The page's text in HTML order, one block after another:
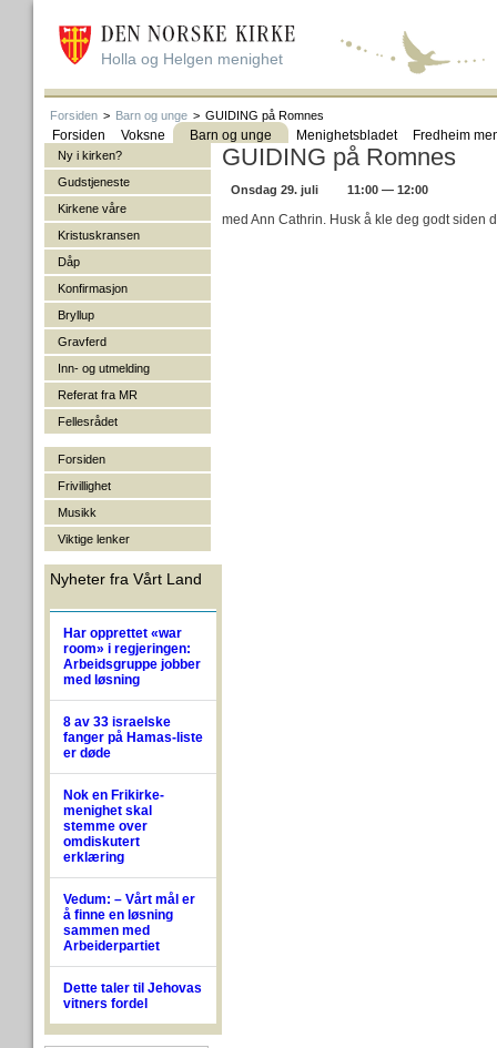
Holla og Helgen menighet
Forsiden > Barn og unge > GUIDING på Romnes
Forsiden Voksne Barn og unge Menighetsbladet Fredheim
Ny i kirken?
Gudstjeneste
Kirkene våre
Kristuskransen
Dåp
Konfirmasjon
Bryllup
Gravferd
Inn- og utmelding
Referat fra MR
Fellesrådet
Forsiden
Frivillighet
Musikk
Viktige lenker
Nyheter fra Vårt Land
Har opprettet «war
room» i regjeringen:
Arbeidsgruppe jobber
med løsning
8 av 33 israelske
fanger på Hamas-liste
er døde
Nok en Frikirke-
menighet skal
stemme over
omdiskutert
erklæring
Vedum: – Vårt mål er
å finne en løsning
sammen med
Arbeiderpartiet
Dette taler til Jehovas
vitners fordel
GUIDING på Romnes
Onsdag 29. juli 11:00 — 12:00
med Ann Cathrin. Husk å kle deg godt siden